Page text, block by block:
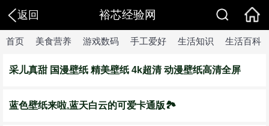
返回 裕芯经验网
首页 美食营养 游戏数码 手工爱好 生活知识 生活百科
采儿真甜 国漫壁纸 精美壁纸 4k超清 动漫壁纸高清全屏
蓝色壁纸来啦,蓝天白云的可爱卡通版🏞️